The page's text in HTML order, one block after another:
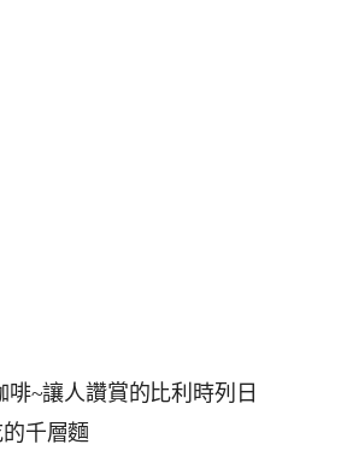
啡~讓人讚賞的比利時列日
千層麵